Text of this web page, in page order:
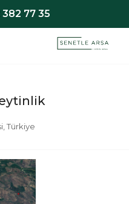
382 77 35
Türkiye